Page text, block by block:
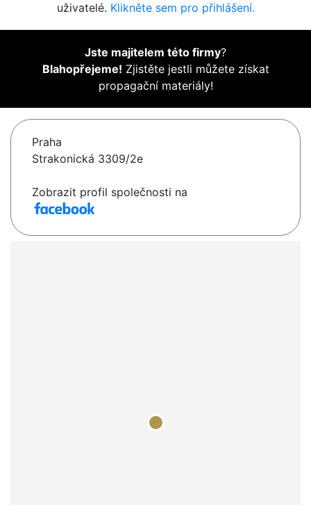
uživatelé. Klikněte sem pro přihlášení.
Jste majitelem této firmy?
Blahopřejeme! Zjistěte jestli můžete získat
propagační materiály!
Praha
Strakonická 3309/2e
Zobrazit profil společnosti na